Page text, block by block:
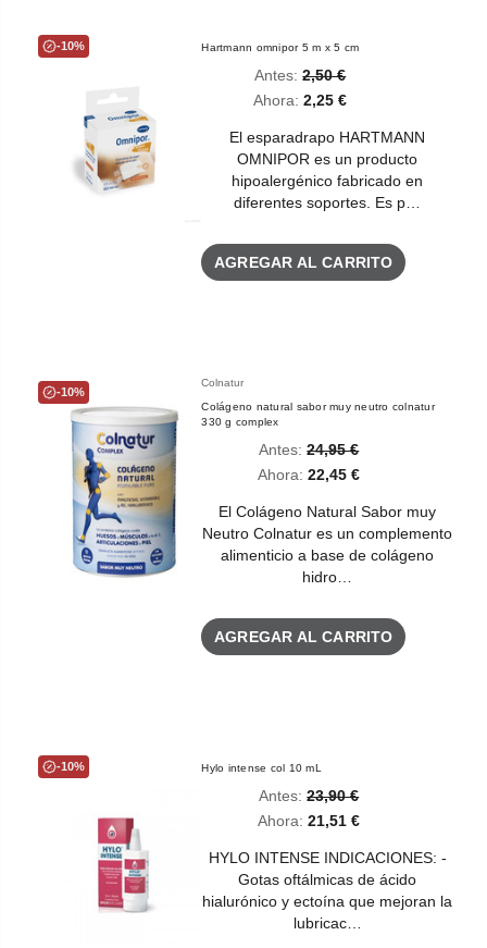
-10% Hartmann omnipor 5 m x 5 cm
Ahora: 2,25 €
Antes: 2,50 €
El esparadrapo HARTMANN
OMNIPOR es un producto
hipoalergénico fabricado en
diferentes soportes. Es p…
AGREGAR AL CARRITO
-10%
Colnatur
Colágeno natural sabor muy neutro colnatur
330 g complex
Ahora: 22,45 €
Antes: 24,95 €
El Colágeno Natural Sabor muy
Neutro Colnatur es un complemento
alimenticio a base de colágeno
hidro…
AGREGAR AL CARRITO
-10% Hylo intense col 10 mL
Ahora: 21,51 €
Antes: 23,90 €
HYLO INTENSE INDICACIONES: -
Gotas oftálmicas de ácido
hialurónico y ectoína que mejoran la
lubricac…